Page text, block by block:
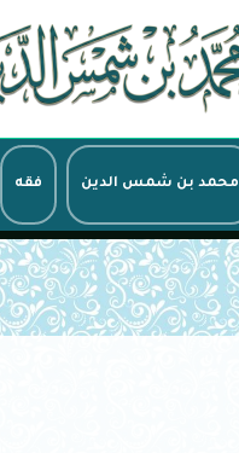
محمد بن شمس الدين فقه